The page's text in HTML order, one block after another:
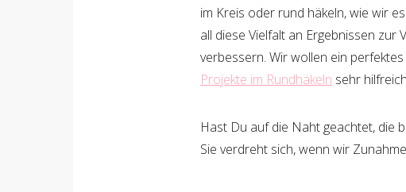
im Kreis oder rund häkeln, wie wir
all diese Vielfalt an Ergebnissen zur
verbessern. Wir wollen ein
Projekte im Rundhäkeln sehr
Hast Du auf die Naht geachtet, die
Sie verdreht sich, wenn wir